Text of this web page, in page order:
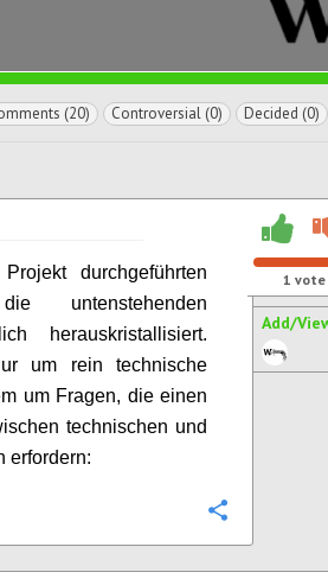
(20) Controversial (0) Decided (0)
durchgeführten
untenstehenden
herauskristallisiert.
um rein technische
um Fragen, die einen
technischen und
erfordern:
1 vote
Add/